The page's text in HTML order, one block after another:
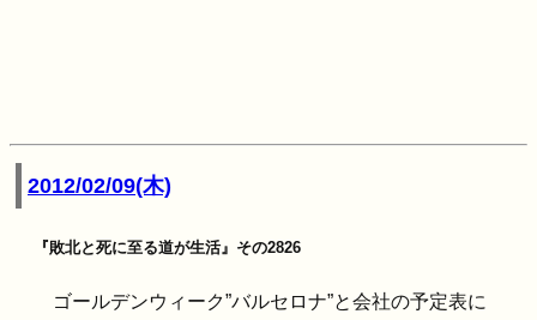
2012/02/09(木)
『敗北と死に至る道が生活』その2826
ゴールデンウィーク”バルセロナ”と会社の予定表に